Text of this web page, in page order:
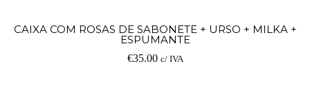
CAIXA COM ROSAS DE SABONETE + URSO + MILKA +
ESPUMANTE
€35.00 c/ IVA